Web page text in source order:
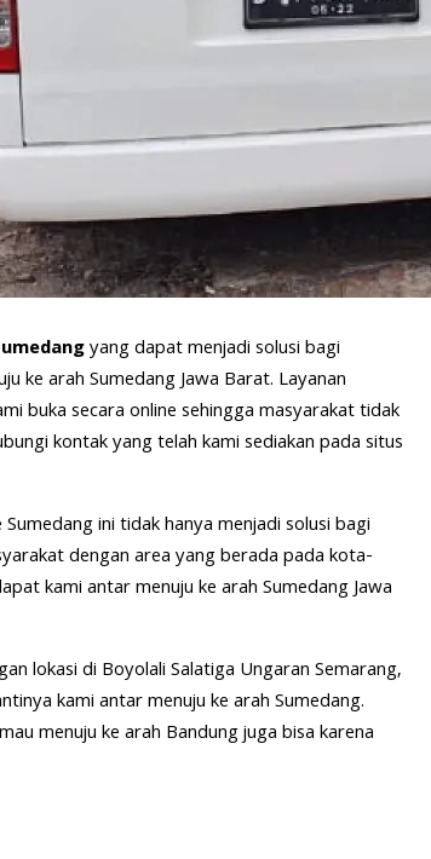
yang dapat menjadi solusi bagi
ke arah Sumedang Jawa Barat. Layanan
buka secara online sehingga masyarakat tidak
kontak yang telah kami sediakan pada situs
ini tidak hanya menjadi solusi bagi
dengan area yang berada pada kota-
kami antar menuju ke arah Sumedang Jawa
lokasi di Boyolali Salatiga Ungaran Semarang,
kami antar menuju ke arah Sumedang.
menuju ke arah Bandung juga bisa karena